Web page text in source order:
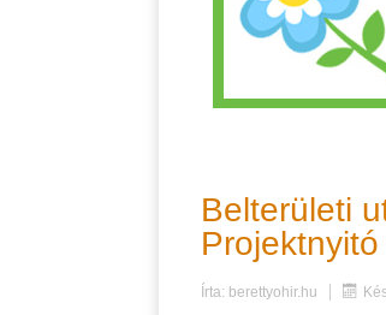
Belterületi
Írta: berettyohir.hu